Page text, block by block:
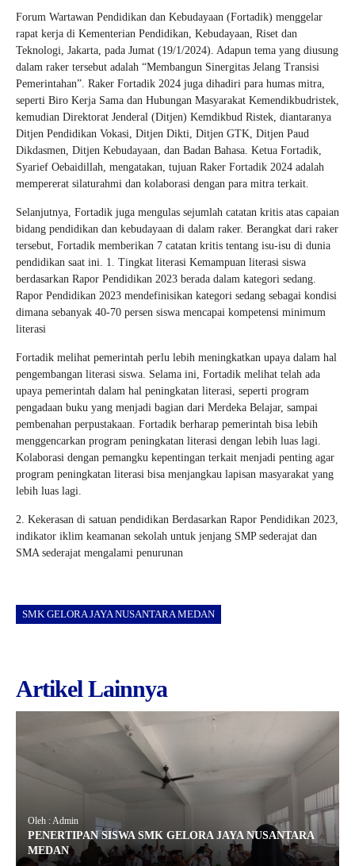
Forum Wartawan Pendidikan dan Kebudayaan (Fortadik) menggelar
rapat kerja di Kementerian Pendidikan, Kebudayaan, Riset dan
Teknologi, Jakarta, pada Jumat (19/1/2024). Adapun tema yang diusung
dalam raker tersebut adalah “Membangun Sinergitas Jelang Transisi
Pemerintahan”. Raker Fortadik 2024 juga dihadiri para humas mitra,
seperti Biro Kerja Sama dan Hubungan Masyarakat Kemendikbudristek,
kemudian Direktorat Jenderal (Ditjen) Kemdikbud Ristek, diantaranya
Ditjen Pendidikan Vokasi, Ditjen Dikti, Ditjen GTK, Ditjen Paud
Dikdasmen, Ditjen Kebudayaan, dan Badan Bahasa. Ketua Fortadik,
Syarief Oebaidillah, mengatakan, tujuan Raker Fortadik 2024 adalah
mempererat silaturahmi dan kolaborasi dengan para mitra terkait.
Selanjutnya, Fortadik juga mengulas sejumlah catatan kritis atas capaian
bidang pendidikan dan kebudayaan di dalam raker. Berangkat dari raker
tersebut, Fortadik memberikan 7 catatan kritis tentang isu-isu di dunia
pendidikan saat ini. 1. Tingkat literasi Kemampuan literasi siswa
berdasarkan Rapor Pendidikan 2023 berada dalam kategori sedang.
Rapor Pendidikan 2023 mendefinisikan kategori sedang sebagai kondisi
dimana sebanyak 40-70 persen siswa mencapai kompetensi minimum
literasi
Fortadik melihat pemerintah perlu lebih meningkatkan upaya dalam hal
pengembangan literasi siswa. Selama ini, Fortadik melihat telah ada
upaya pemerintah dalam hal peningkatan literasi, seperti program
pengadaan buku yang menjadi bagian dari Merdeka Belajar, sampai
pembenahan perpustakaan. Fortadik berharap pemerintah bisa lebih
menggencarkan program peningkatan literasi dengan lebih luas lagi.
Kolaborasi dengan pemangku kepentingan terkait menjadi penting agar
program peningkatan literasi bisa menjangkau lapisan masyarakat yang
lebih luas lagi.
2. Kekerasan di satuan pendidikan Berdasarkan Rapor Pendidikan 2023,
indikator iklim keamanan sekolah untuk jenjang SMP sederajat dan
SMA sederajat mengalami penurunan
SMK GELORA JAYA NUSANTARA MEDAN
Artikel Lainnya
Oleh : Admin
PENERTIPAN SISWA SMK GELORA JAYA NUSANTARA
MEDAN